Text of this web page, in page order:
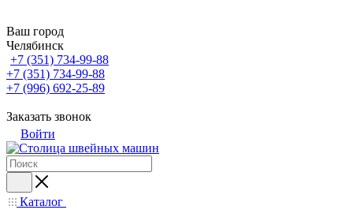
Ваш город
Челябинск
+7 (351) 734-99-88
+7 (351) 734-99-88
+7 (996) 692-25-89
Заказать звонок
Войти
Каталог